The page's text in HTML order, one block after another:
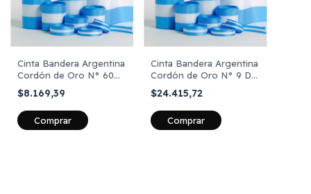
Cinta Bandera Argentina
Cordón de Oro N° 60
De 80mm X 10 Metros
$8.169,39
Comprar
Cinta Bandera Argentina
Cordón de Oro N° 9 De
40mm X 100 Metros
$24.415,72
Comprar